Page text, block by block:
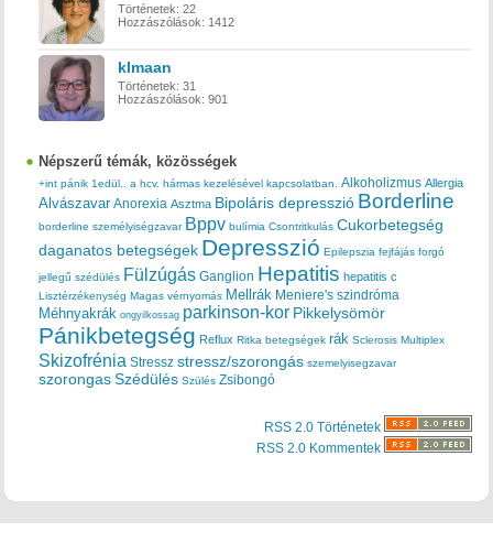
Történetek: 22
Hozzászólások: 1412
klmaan
Történetek: 31
Hozzászólások: 901
Népszerű témák, közösségek
+int pánik 1edül.. a hcv. hármas kezelésével kapcsolatban. Alkoholizmus Allergia
Alvászavar Anorexia Asztma Bipoláris depresszió Borderline
borderline személyiségzavar Bppv bulímia Csontritkulás Cukorbetegség
daganatos betegségek Depresszió Epilepszia fejfájás forgó
jellegű szédülés Fülzúgás Ganglion Hepatitis hepatitis c
Lisztérzékenység Magas vérnyomás Mellrák Meniere's szindróma
Méhnyakrák ongyilkossag parkinson-kor Pikkelysömör
Pánikbetegség Reflux Ritka betegségek rák Sclerosis Multiplex
Skizofrénia Stressz stressz/szorongás szemelyisegzavar
szorongas Szédülés Szülés Zsibongó
RSS 2.0 Történetek
RSS 2.0 Kommentek